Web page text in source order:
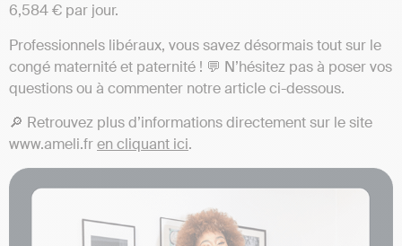
6,584 € par jour.
Professionnels libéraux, vous savez désormais tout sur le
congé maternité et paternité ! 💬 N’hésitez pas à poser vos
questions ou à commenter notre article ci-dessous.
🔎 Retrouvez plus d’informations directement sur le site
www.ameli.fren cliquant ici.